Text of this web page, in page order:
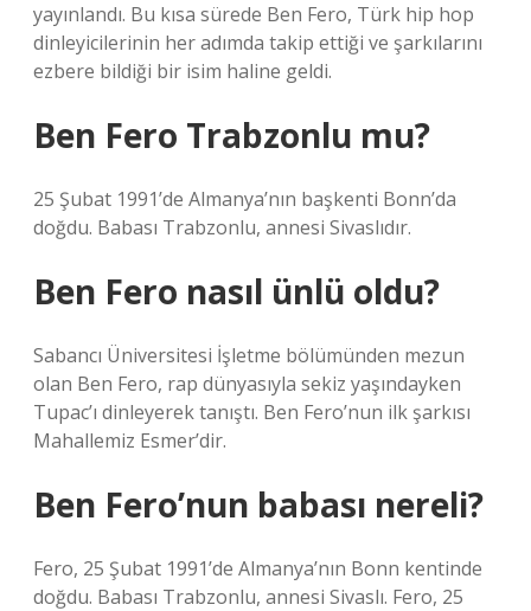
yayınlandı. Bu kısa sürede Ben Fero, Türk hip hop
dinleyicilerinin her adımda takip ettiği ve şarkılarını
ezbere bildiği bir isim haline geldi.
Ben Fero Trabzonlu mu?
25 Şubat 1991’de Almanya’nın başkenti Bonn’da
doğdu. Babası Trabzonlu, annesi Sivaslıdır.
Ben Fero nasıl ünlü oldu?
Sabancı Üniversitesi İşletme bölümünden mezun
olan Ben Fero, rap dünyasıyla sekiz yaşındayken
Tupac’ı dinleyerek tanıştı. Ben Fero’nun ilk şarkısı
Mahallemiz Esmer’dir.
Ben Fero’nun babası nereli?
Fero, 25 Şubat 1991’de Almanya’nın Bonn kentinde
doğdu. Babası Trabzonlu, annesi Sivaslı. Fero, 25